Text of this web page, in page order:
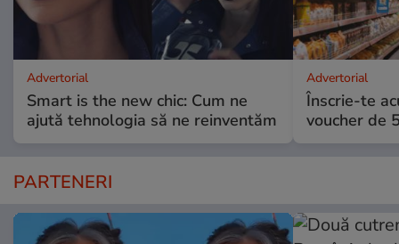
Advertorial
Smart is the new chic: Cum ne
ajută tehnologia să ne reinventăm
Advertorial
Înscrie-te
voucher de
PARTENERI